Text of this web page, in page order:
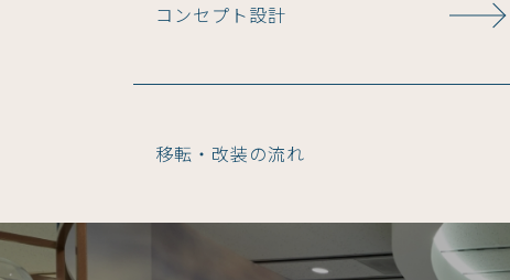
コンセプト設計
移転・改装の流れ